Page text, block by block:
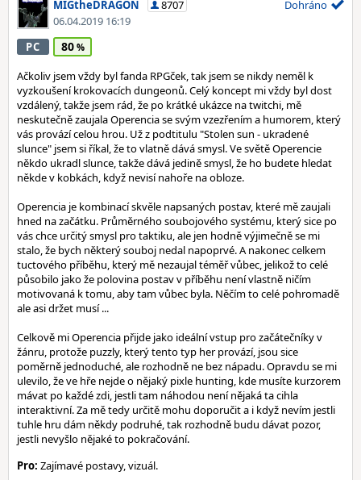
MIGtheDRAGON
8707
06.04.2019 16:19
Dohráno
PC 80
Ačkoliv jsem vždy byl fanda RPGček, tak jsem se nikdy neměl k
vyzkoušení krokovacích dungeonů. Celý koncept mi vždy byl dost
vzdálený, takže jsem rád, že po krátké ukázce na twitchi, mě
neskutečně zaujala Operencia se svým vzezřením a humorem, který
vás provází celou hrou. Už z podtitulu "Stolen sun - ukradené
slunce" jsem si říkal, že to vlatně dává smysl. Ve světě Operencie
někdo ukradl slunce, takže dává jedině smysl, že ho budete hledat
někde v kobkách, když nevisí nahoře na obloze.
Operencia je kombinací skvěle napsaných postav, které mě zaujali
hned na začátku. Průměrného soubojového systému, který sice po
vás chce určitý smysl pro taktiku, ale jen hodně výjimečně se mi
stalo, že bych některý souboj nedal napoprvé. A nakonec celkem
tuctového příběhu, který mě nezaujal téměř vůbec, jelikož to celé
působilo jako že polovina postav v příběhu není vlastně ničím
motivovaná k tomu, aby tam vůbec byla. Něčím to celé pohromadě
ale asi držet musí ...
Celkově mi Operencia přijde jako ideální vstup pro začátečníky v
žánru, protože puzzly, který tento typ her provází, jsou sice
poměrně jednoduché, ale rozhodně ne bez nápadu. Opravdu se mi
ulevilo, že ve hře nejde o nějaký pixle hunting, kde musíte kurzorem
mávat po každé zdi, jestli tam náhodou není nějaká ta cihla
interaktivní. Za mě tedy určitě mohu doporučit a i když nevím jestli
tuhle hru dám někdy podruhé, tak rozhodně budu dávat pozor,
jestli nevyšlo nějaké to pokračování.
Pro: Zajímavé postavy, vizuál.